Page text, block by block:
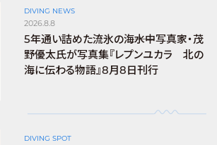
DIVING NEWS
2026.8.8
5年通い詰めた流氷の海――水中写真家・茂
野優太氏が写真集『レプンユカラ 北の
海に伝わる物語』8月8日刊行
DIVING SPOT